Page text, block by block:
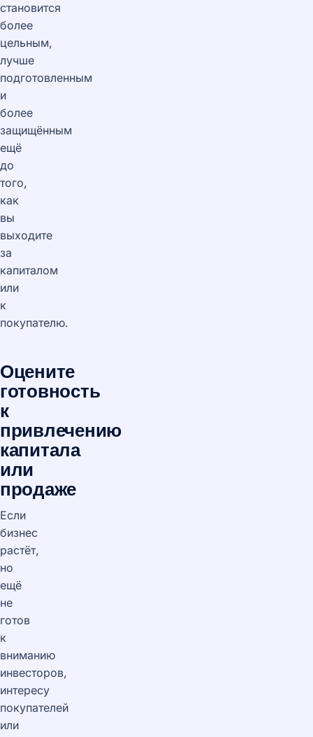
становится
более
цельным,
лучше
подготовленным
и
более
защищённым
ещё
до
того,
как
вы
выходите
за
капиталом
или
к
покупателю.
Оцените
готовность
к
привлечению
капитала
или
продаже
Если
бизнес
растёт,
но
ещё
не
готов
к
вниманию
инвесторов,
интересу
покупателей
или